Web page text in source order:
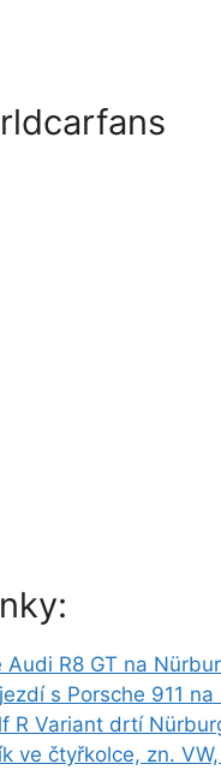
R8 GT na
s Porsche 911
R Variant drtí
ve čtyřkolce, zn.